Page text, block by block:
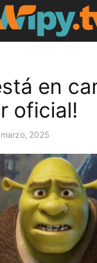
en
oficial!
marzo, 2025